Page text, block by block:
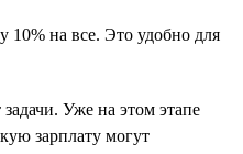
10% на все. Это удобно для
Уже на этом этапе
зарплату могут